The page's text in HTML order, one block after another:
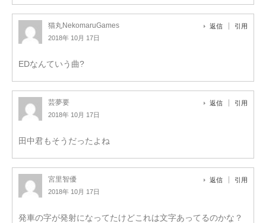
猫丸NekomaruGames
2018年 10月 17日
返信 引用
EDなんていう曲?
芸夢要
2018年 10月 17日
返信 引用
田中君もそうだったよね
宮里智優
2018年 10月 17日
返信 引用
発車の字が発射になってたけどこれは文字あってるのかな？